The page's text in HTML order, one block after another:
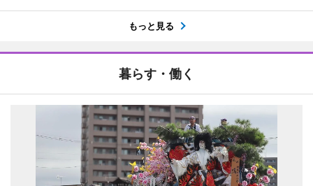
もっと見る
暮らす・働く